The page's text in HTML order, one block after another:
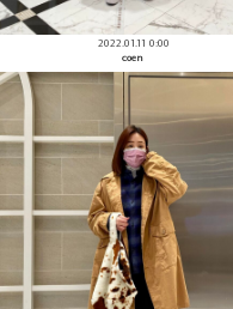
2022.01.11 0:00
coen